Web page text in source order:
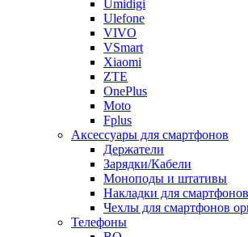
Umidigi
Ulefone
VIVO
VSmart
Xiaomi
ZTE
OnePlus
Moto
Fplus
Аксессуары для смартфонов
Держатели
Зарядки/Кабели
Моноподы и штативы
Накладки для
Чехлы для смартфонов
Телефоны